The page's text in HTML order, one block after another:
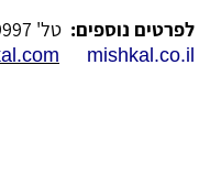
לפרטים נוספים: טל' 03-6869997
mishkal.co.il